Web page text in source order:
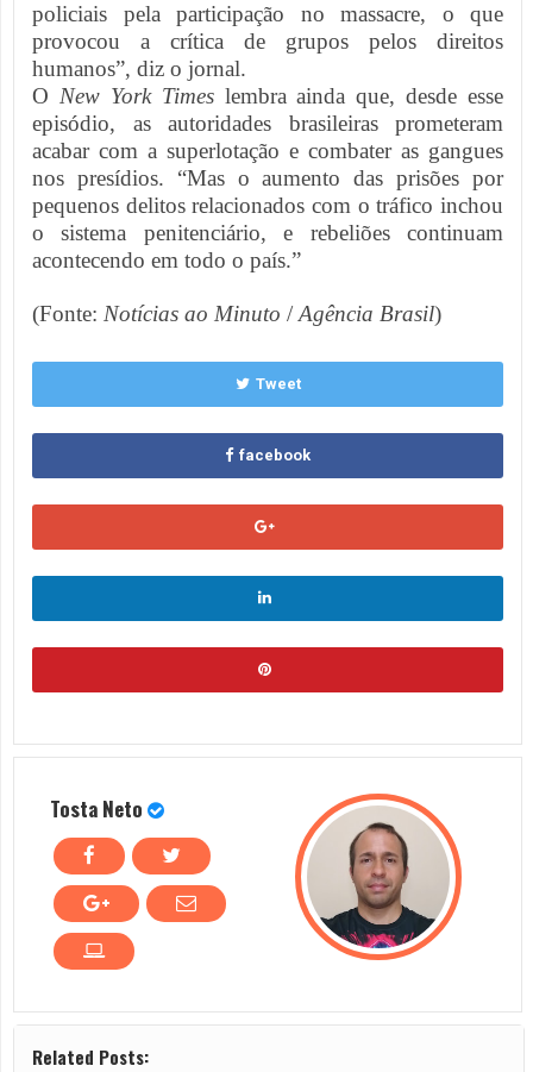
policiais pela participação no massacre, o que
provocou a crítica de grupos pelos direitos
humanos”, diz o jornal.
O New York Timeslembra ainda que, desde esse
episódio, as autoridades brasileiras prometeram
acabar com a superlotação e combater as gangues
nos presídios. “Mas o aumento das prisões por
pequenos delitos relacionados com o tráfico inchou
o sistema penitenciário, e rebeliões continuam
acontecendo em todo o país.”
(Fonte: Notícias ao Minuto / Agência Brasil)
Tweet
facebook
Tosta Neto
Related Posts: